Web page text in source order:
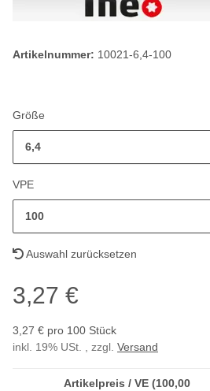
Artikelnummer: 10021-6,4-100
Größe
6,4
VPE
100
Auswahl zurücksetzen
3,27 €
3,27 € pro 100 Stück
inkl. 19% USt. , zzgl. Versand
Artikelpreis / VE (100,00